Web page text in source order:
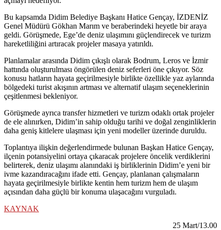
Bu kapsamda Didim Belediye Başkanı Hatice Gençay, İZDENİZ
Genel Müdürü Gökhan Marım ve beraberindeki heyetle bir araya
geldi. Görüşmede, Ege’de deniz ulaşımını güçlendirecek ve turizm
hareketliliğini artıracak projeler masaya yatırıldı.
Planlamalar arasında Didim çıkışlı olarak Bodrum, Leros ve İzmir
hattında oluşturulması öngörülen deniz seferleri öne çıkıyor. Söz
konusu hatların hayata geçirilmesiyle birlikte özellikle yaz aylarında
bölgedeki turist akışının artması ve alternatif ulaşım seçeneklerinin
çeşitlenmesi bekleniyor.
Görüşmede ayrıca transfer hizmetleri ve turizm odaklı ortak projeler
de ele alınırken, Didim’in sahip olduğu tarihi ve doğal zenginliklerin
daha geniş kitlelere ulaşması için yeni modeller üzerinde duruldu.
Toplantıya ilişkin değerlendirmede bulunan Başkan Hatice Gençay,
ilçenin potansiyelini ortaya çıkaracak projelere öncelik verdiklerini
belirterek, deniz ulaşımı alanındaki iş birliklerinin Didim’e yeni bir
ivme kazandıracağını ifade etti. Gençay, planlanan çalışmaların
hayata geçirilmesiyle birlikte kentin hem turizm hem de ulaşım
açısından daha güçlü bir konuma ulaşacağını vurguladı.
KAYNAK
25 Mart/13.00